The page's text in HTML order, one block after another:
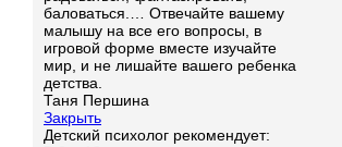
баловаться.… Отвечайте вашему
малышу на все его вопросы, в
игровой форме вместе изучайте
мир, и не лишайте вашего ребенка
детства.
Таня Першина
Закрыть
Детский психолог рекомендует: